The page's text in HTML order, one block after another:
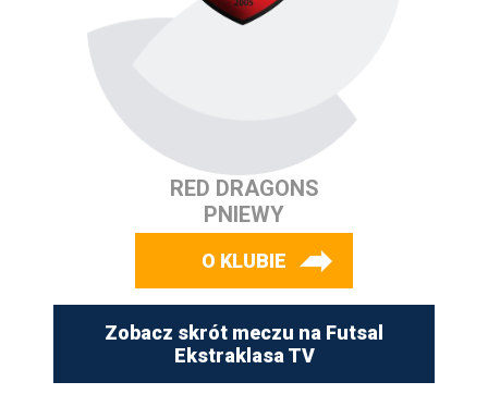
RED DRAGONS
PNIEWY
O KLUBIE
Zobacz skrót meczu na Futsal
Ekstraklasa TV